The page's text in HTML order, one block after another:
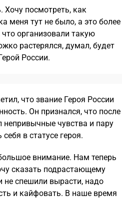
Хочу посмотреть, как
меня тут не было, а это более
организовали такую
растерялся, думал, будет
России.
что звание Героя России
Он признался, что после
непривычные чувства и пару
в статусе героя.
внимание. Нам теперь
сказать подрастающему
не спешили вырасти, надо
и кайфовать. В наше время